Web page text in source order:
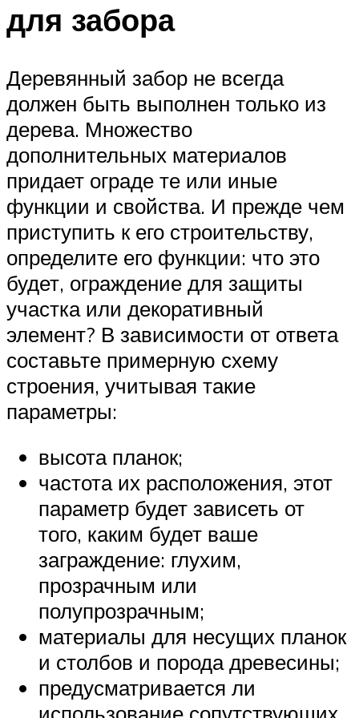
для забора
Деревянный забор не всегда
должен быть выполнен только из
дерева. Множество
дополнительных материалов
придает ограде те или иные
функции и свойства. И прежде чем
приступить к его строительству,
определите его функции: что это
будет, ограждение для защиты
участка или декоративный
элемент? В зависимости от ответа
составьте примерную схему
строения, учитывая такие
параметры:
высота планок;
частота их расположения, этот
параметр будет зависеть от
того, каким будет ваше
заграждение: глухим,
прозрачным или
полупрозрачным;
материалы для несущих планок
и столбов и порода древесины;
предусматривается ли